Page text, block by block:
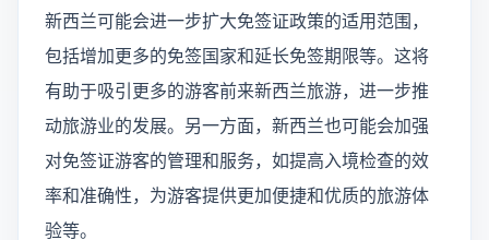
新西兰可能会进一步扩大免签证政策的适用范围，
包括增加更多的免签国家和延长免签期限等。这将
有助于吸引更多的游客前来新西兰旅游，进一步推
动旅游业的发展。另一方面，新西兰也可能会加强
对免签证游客的管理和服务，如提高入境检查的效
率和准确性，为游客提供更加便捷和优质的旅游体
验等。